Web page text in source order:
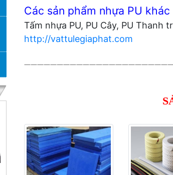
Các sản phẩm nhựa PU khác
Tấm nhựa PU, PU Cây, PU Thanh
http://vattulegiaphat.com